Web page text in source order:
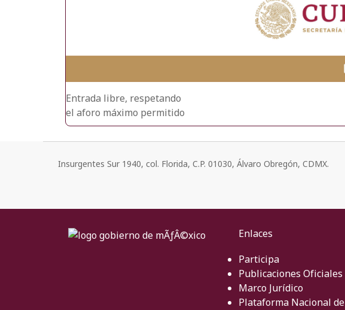
Entrada libre, respetando
el aforo máximo permitido
Insurgentes Sur 1940, col. Florida, C.P. 01030, Álvaro Obregón, CDMX.
Enlaces
Participa
Publicaciones Oficiales
Marco Jurídico
Plataforma Nacional de